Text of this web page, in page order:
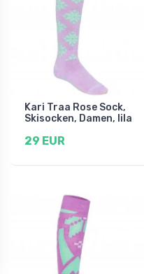
Kari Traa Rose Sock,
Skisocken, Damen, lila
29 EUR